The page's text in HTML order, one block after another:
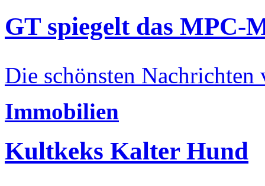
GT spiegelt das MPC-
Die schönsten Nachrichten
Immobilien
Kultkeks Kalter Hund